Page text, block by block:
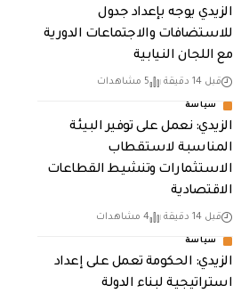
الزيدي يوجه بإعداد جدول
للاستضافات والاجتماعات الدورية
مع اللجان النيابية
قبل 14 دقيقة 5 مشاهدات
سياسة
الزيدي: نعمل على توفير البيئة
المناسبة لاستقطاب
الاستثمارات وتنشيط القطاعات
الاقتصادية
قبل 14 دقيقة 4 مشاهدات
سياسة
الزيدي: الحكومة تعمل على إعداد
استراتيجية لبناء الدولة